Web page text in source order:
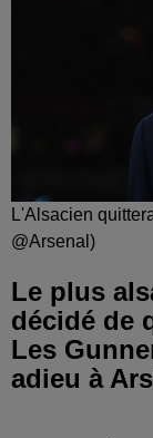
L'Alsacien
@Arsenal)
Le plus
décidé de
Les
adieu à